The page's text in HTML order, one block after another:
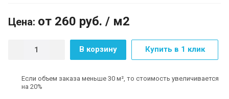
Цена: от 260 руб. / м2
В корзину Купить в 1 клик
Если объем заказа меньше 30 м², то стоимость увеличивается
на 20%